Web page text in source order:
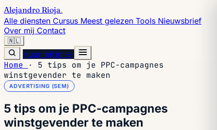
Alejandro Rioja.
Alle diensten Cursus Meest gelezen Tools Nieuwsbrief
Over mij Contact
🇳🇱
Huur mij in →
Home ·
5 tips om je PPC-campagnes
winstgevender te maken
ADVERTISING (SEM)
5 tips om je PPC-campagnes
winstgevender te maken